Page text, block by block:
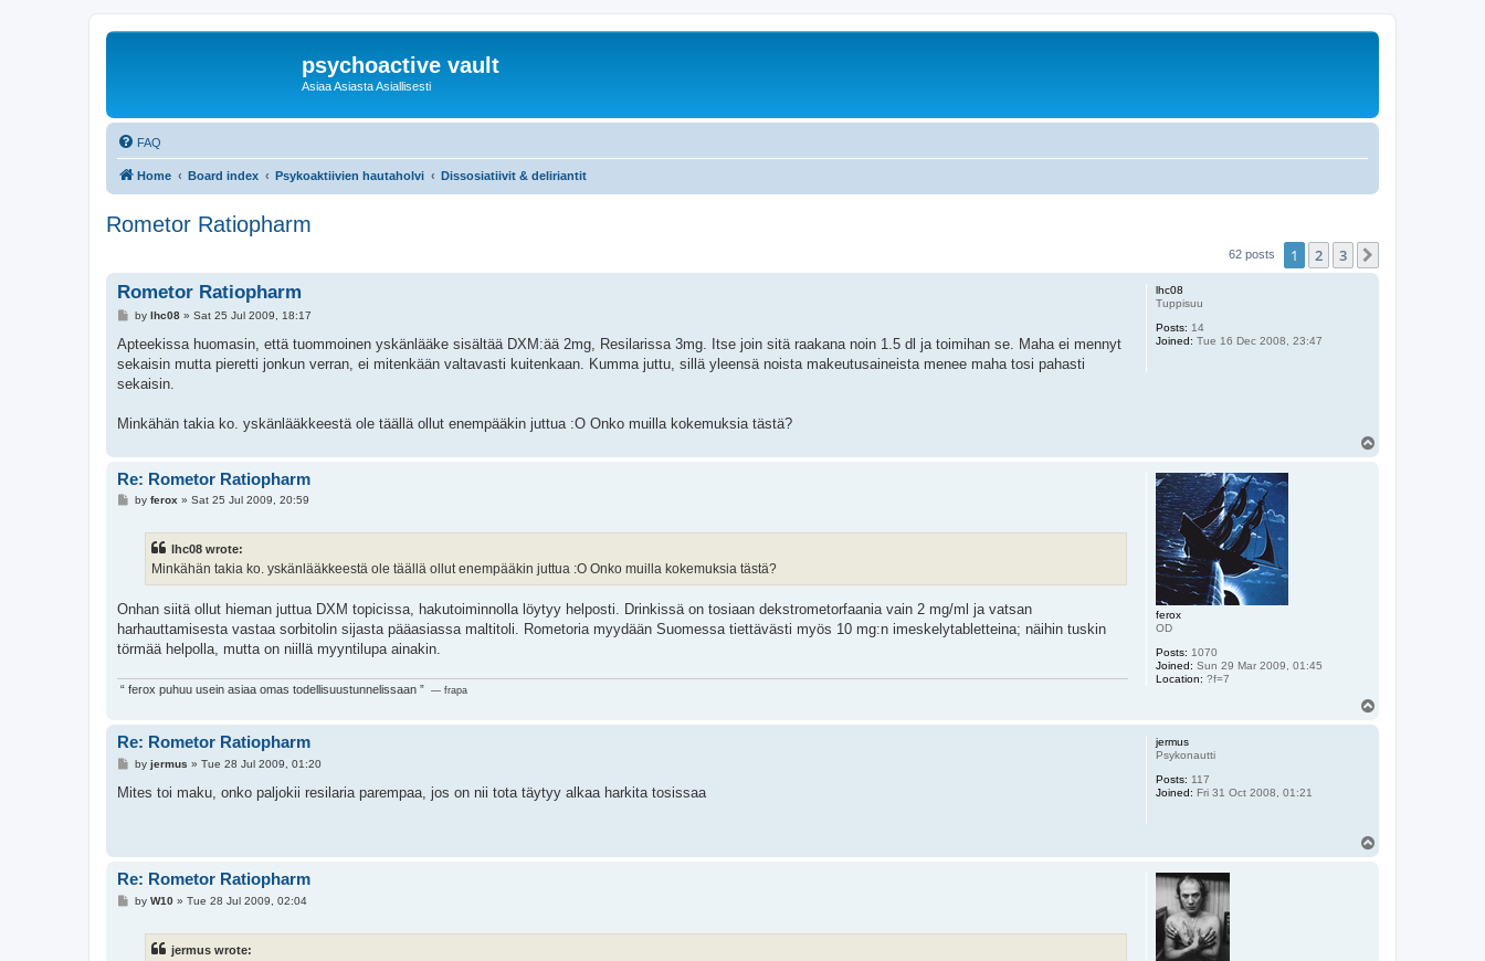
psychoactive vault
Asiaa Asiasta Asiallisesti
FAQ
Home Board index Psykoaktiivien hautaholvi Dissosiatiivit & deliriantit
Rometor Ratiopharm
62 posts 1 2 3
lhc08
Tuppisuu
Posts: 14
Joined: Tue 16 Dec 2008, 23:47
Rometor Ratiopharm
P
s
by lhc08» Sat 25 Jul 2009, 18:17
Apteekissa huomasin, että tuommoinen yskänlääke sisältää DXM:ää 2mg, Resilarissa 3mg. Itse join sitä raakana noin 1.5 dl ja toimihan se. Maha ei mennyt
sekaisin mutta pieretti jonkun verran, ei mitenkään valtavasti kuitenkaan. Kumma juttu, sillä yleensä noista makeutusaineista menee maha tosi pahasti
sekaisin.
Minkähän takia ko. yskänlääkkeestä ole täällä ollut enempääkin juttua :O Onko muilla kokemuksia tästä?
ferox
OD
Posts: 1070
Joined: Sun 29 Mar 2009, 01:45
Location: ?f=7
Re: Rometor Ratiopharm
Pby ferox » Sat 25 Jul 2009, 20:59
lhc08 wrote:
Minkähän takia ko. yskänlääkkeestä ole täällä ollut enempääkin juttua :O Onko muilla kokemuksia tästä?
Onhan siitä ollut hieman juttua DXM topicissa, hakutoiminnolla löytyy helposti. Drinkissä on tosiaan dekstrometorfaania vain 2 mg/ml ja vatsan
harhauttamisesta vastaa sorbitolin sijasta pääasiassa maltitoli. Rometoria myydään Suomessa tiettävästi myös 10 mg:n imeskelytabletteina; näihin tuskin
törmää helpolla, mutta on niillä myyntilupa ainakin.
“ ferox puhuu usein asiaa omas todellisuustunnelissaan ” — frapa
jermus
Psykonautti
Posts: 117
Joined: Fri 31 Oct 2008, 01:21
Re: Rometor Ratiopharm
P
s
by jermus » Tue 28 Jul 2009, 01:20
Mites toi maku, onko paljokii resilaria parempaa, jos on nii tota täytyy alkaa harkita tosissaa
Re: Rometor Ratiopharm
Pby W10» Tue 28 Jul 2009, 02:04
jermus wrote: